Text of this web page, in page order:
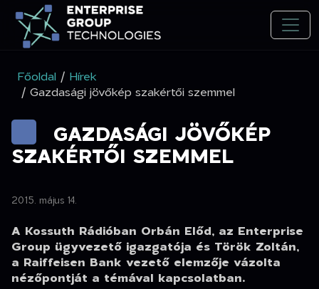
Főoldal / Hírek
/ Gazdasági jövőkép szakértői szemmel
GAZDASÁGI JÖVŐKÉP
SZAKÉRTŐI SZEMMEL
2015. május 14.
A Kossuth Rádióban Orbán Előd, az Enterprise
Group ügyvezető igazgatója és Török Zoltán,
a Raiffeisen Bank vezető elemzője vázolta
nézőpontját a témával kapcsolatban.